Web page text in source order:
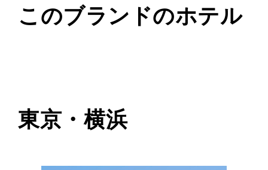
このブランドのホテル
東京・横浜